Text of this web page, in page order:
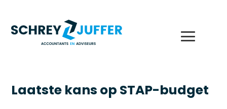
Laatste kans op STAP-budget